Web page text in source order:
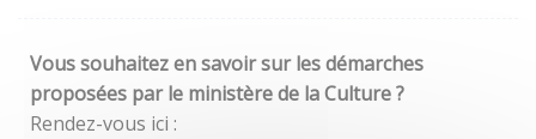
Vous souhaitez en savoir sur les démarches
proposées par le ministère de la Culture ?
Rendez-vous ici :